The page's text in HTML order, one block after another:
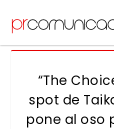
“The
spot de
pone al oso